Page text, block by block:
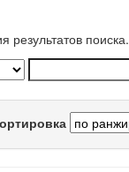
результатов поиска.